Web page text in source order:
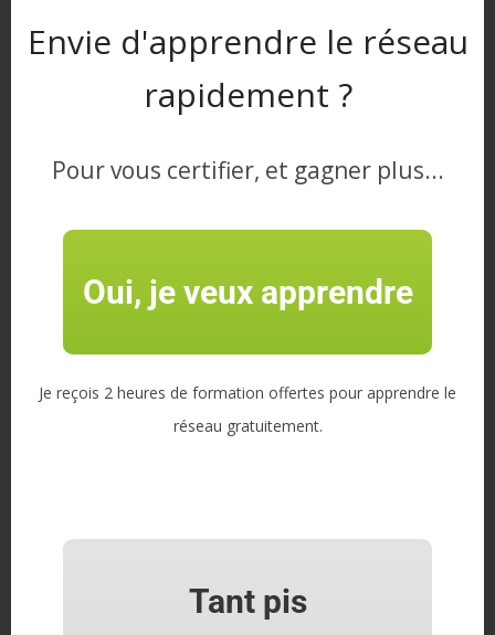
Description d’une interface
apprendrelereseau(config-if)#description
Voir la configuration
Enregistrer la configuration
apprendrelereseau#copy running-config
Envie d'apprendre le réseau
rapidement ?
Pour vous certifier, et gagner plus...
Oui, je veux apprendre
Je reçois 2 heures de formation offertes pour apprendre le
réseau gratuitement.
Tant pis